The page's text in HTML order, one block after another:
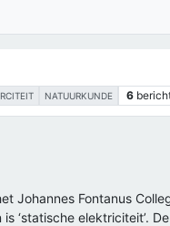
NATUURKUNDE 6
Johannes Fontanus
‘statische elektriciteit’.